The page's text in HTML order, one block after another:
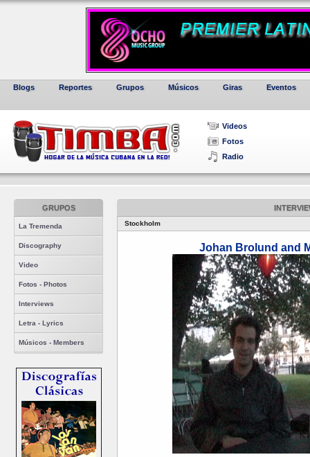
Blogs Reportes Grupos Músicos Giras Eventos
Videos
Fotos
Radio
GRUPOS
La Tremenda
Discography
Video
Fotos - Photos
Interviews
Letra - Lyrics
Músicos - Members
Stockholm
Johan Brolund and